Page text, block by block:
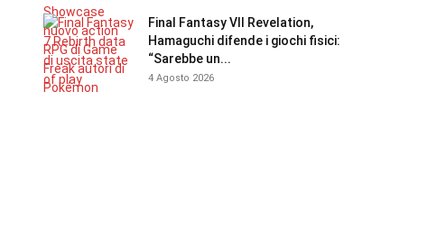
Final Fantasy VII Revelation,
Hamaguchi difende i giochi fisici:
“Sarebbe un...
4 Agosto 2026